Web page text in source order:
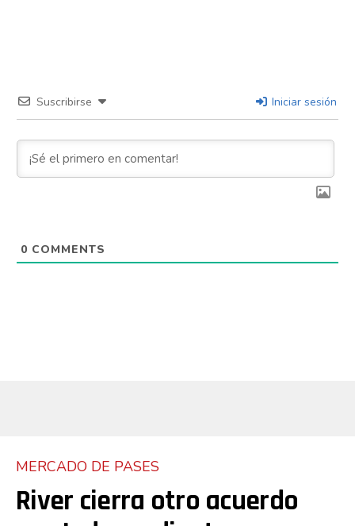
Suscribirse Iniciar sesión
0 COMMENTS
MERCADO DE PASES
River cierra otro acuerdo